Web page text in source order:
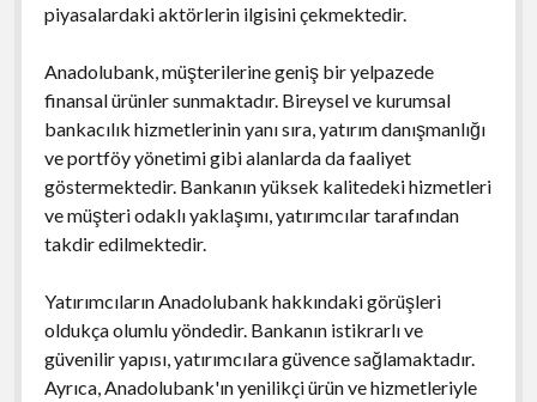
piyasalardaki aktörlerin ilgisini çekmektedir.
Anadolubank, müşterilerine geniş bir yelpazede
finansal ürünler sunmaktadır. Bireysel ve kurumsal
bankacılık hizmetlerinin yanı sıra, yatırım danışmanlığı
ve portföy yönetimi gibi alanlarda da faaliyet
göstermektedir. Bankanın yüksek kalitedeki hizmetleri
ve müşteri odaklı yaklaşımı, yatırımcılar tarafından
takdir edilmektedir.
Yatırımcıların Anadolubank hakkındaki görüşleri
oldukça olumlu yöndedir. Bankanın istikrarlı ve
güvenilir yapısı, yatırımcılara güvence sağlamaktadır.
Ayrıca, Anadolubank'ın yenilikçi ürün ve hizmetleriyle